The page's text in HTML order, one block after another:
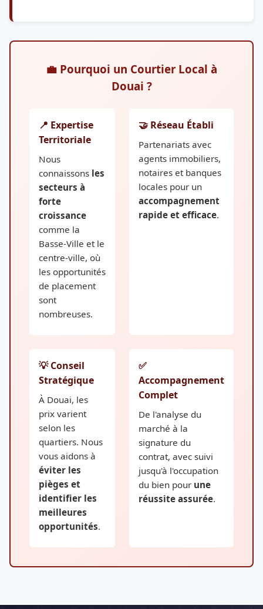
💼 Pourquoi un Courtier Local à
Douai ?
📍 Expertise
Territoriale
Nous
connaissons les
secteurs à
forte
croissance
comme la
Basse-Ville et le
centre-ville, où
les opportunités
de placement
sont
nombreuses.
🤝 Réseau Établi
Partenariats avec
agents immobiliers,
notaires et banques
locales pour un
accompagnement
rapide et efficace.
💡 Conseil
Stratégique
À Douai, les
prix varient
selon les
quartiers. Nous
vous aidons à
éviter les
pièges et
identifier les
meilleures
opportunités.
✅
Accompagnement
Complet
De l'analyse du
marché à la
signature du
contrat, avec suivi
jusqu'à l'occupation
du bien pour une
réussite assurée.